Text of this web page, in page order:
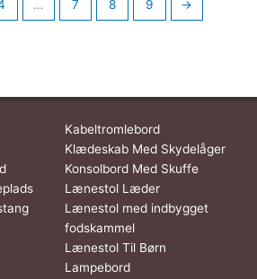
… 7 8 9 →
Kabeltromlebord
Klædeskab Med Skydelåger
Konsolbord Med Skuffe
Lænestol Læder
Lænestol med indbygget
fodskammel
Lænestol Til Børn
Lampebord